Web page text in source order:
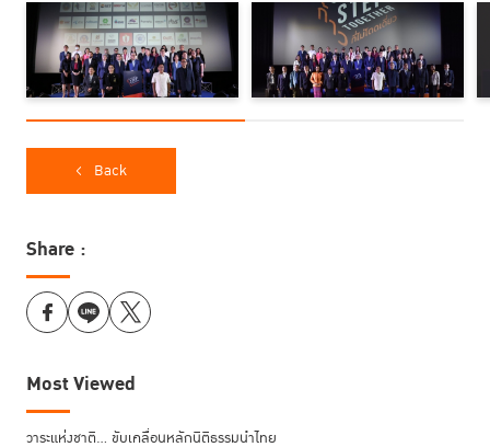
ผู้กระทำผิดซ้ำรวมจะเพิ่มสูงขึ้นเป็น32% หรือ64,000คน
จากการวิจัยของThe Manhattan Instituteซึ่งสำรวจผู้พ้นโทษในประเทศ
สหรัฐอเมริกาพบกว่าผู้ที่ทำความผิดในคดีลหุโทษ (non-violent offenders)
หากสามารถหาอาชีพได้หลังการพ้นโทษในปีแรก จะลดโอกาสการกระทำผิดซ้ำ
สำหรับประเทศไทย กว่า 70% ของผู้พ้นโทษ เป็นกลุ่มคนวัยทำงานที่อยู่ในช่วง
ผู้ต้องขังหญิงหลังการพ้นโทษ พบว่า
เรื่องที่ต้องการได้รับการสนับสนุนมากที่สุด
เดินหน้าฝึกอบรมผู้ก้าวพลาดสู่ตลาดแรงงานและ
เป็นผู้ประกอบการรายจิ๋ว
ด้วยเหตุนี้ TIJ และเครือข่ายจึงได้มีความพยายามอย่างต่อเนื่อง ในการให้ผู้ต้อง
หญิงได้มีทางเลือกในการประกอบอาชีพสุจริต ลดโอกาสการกระทำผิดซ้ำ และ
พร้อมสำหรับการเริ่มต้นชีวิตใหม่หลังการพ้นโทษ โดยเปิดโอกาสให้ทุกภาค
Back
Share :
Most Viewed
วาระแห่งชาติ… ขับเคลื่อนหลักนิติธรรมนำไทย